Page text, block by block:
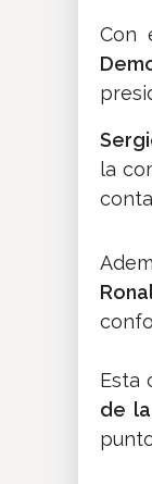
Con
la
Esta
de